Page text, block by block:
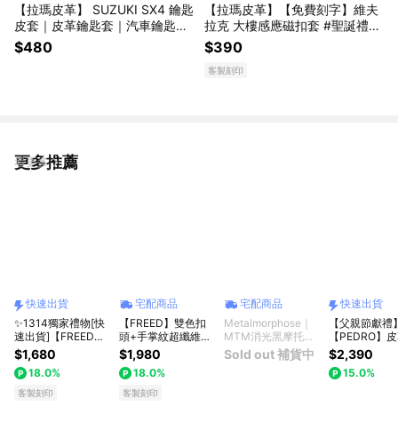
【拉瑪皮革】 SUZUKI SX4 鑰匙
皮套｜皮革鑰匙套｜汽車鑰匙套
｜ 真皮鑰匙包 ｜多色選擇
$480
【拉瑪皮革】【免費刻字】維夫
拉克 大樓感應磁扣套 #聖誕禮物
#生日禮物
$390
客製刻印
更多推薦
看更多
快速出貨
✨1314獨家禮物[快
速出貨]【FREED】
商務休閒頭層牛皮皮
帶 多款可選 送禮自
選 客製化刻字 生日
禮物 送禮推薦 男生
禮物 現貨 巨蟹座 禮
$1,680
18.0%
客製刻印
宅配商品
【FREED】雙色扣
頭+手掌紋超纖維皮
帶-多款顏色可選 客
製化刻字 生日禮物
送禮推薦 男生禮物
禮物獨家 新品上市
送給男生 真皮皮帶
$1,980
18.0%
客製刻印
宅配商品
Metalmorphose｜
MTM消光黑摩托車
鑰匙圈
Sold out 補貨中
快速出貨
【父親節獻禮
【PEDRO】
面皮帶｜男生
物｜型男單品
出貨｜小CK
$2,390
15.0%